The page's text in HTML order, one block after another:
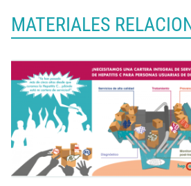
MATERIALES